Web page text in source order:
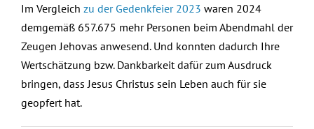
Im Vergleich zu der Gedenkfeier 2023 waren 2024
demgemäß 657.675 mehr Personen beim Abendmahl der
Zeugen Jehovas anwesend. Und konnten dadurch Ihre
Wertschätzung bzw. Dankbarkeit dafür zum Ausdruck
bringen, dass Jesus Christus sein Leben auch für sie
geopfert hat.